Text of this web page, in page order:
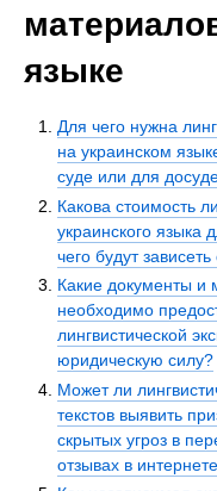
языке
Для чего нужна
на украинском
суде или для
Какова стоимость
украинского языка
чего будут
Какие документы и
необходимо
лингвистической
юридическую силу?
Может ли
текстов выявить
скрытых угроз в
отзывах в